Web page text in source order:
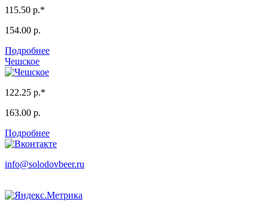
115.50 р.*
154.00 р.
Подробнее
Чешское
122.25 р.*
163.00 р.
Подробнее
info@solodovbeer.ru